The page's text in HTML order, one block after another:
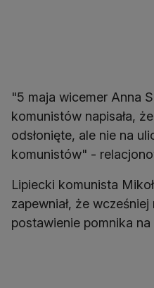
"5 maja wicemer Anna
komunistów napisała,
odsłonięte, ale nie na
komunistów" -
Lipiecki komunista
zapewniał, że
postawienie pomnika na